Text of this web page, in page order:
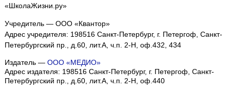
«ШколаЖизни.ру»
Учредитель — ООО «Квантор»
Адрес учредителя: 198516 Санкт-Петербург, г. Петергоф, Санкт-
Петербургский пр., д.60, лит.А, ч.п. 2-Н, оф.432, 434
Издатель — ООО «МЕДИО»
Адрес издателя: 198516 Санкт-Петербург, г. Петергоф, Санкт-
Петербургский пр., д.60, лит.А, ч.п. 2-Н, оф.440